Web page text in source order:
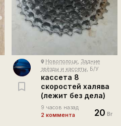
place Новополоцк, Задние
звёзды и кассеты, Б/У
кассета 8
скоростей халява
(лежит без дела)
9 часов назад
2 коммента
20 Br